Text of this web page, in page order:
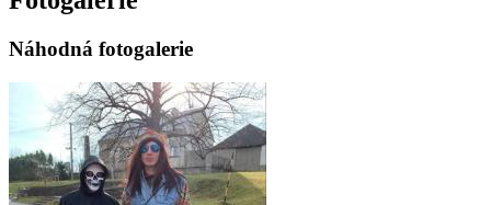
Náhodná fotogalerie